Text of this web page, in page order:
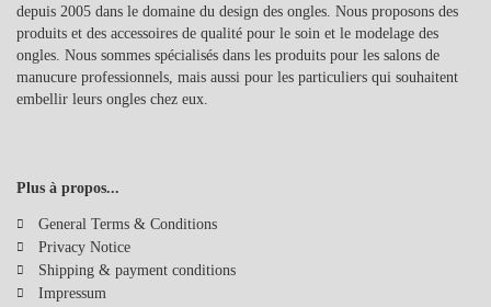
depuis 2005 dans le domaine du design des ongles. Nous proposons des
produits et des accessoires de qualité pour le soin et le modelage des
ongles. Nous sommes spécialisés dans les produits pour les salons de
manucure professionnels, mais aussi pour les particuliers qui souhaitent
embellir leurs ongles chez eux.
Plus à propos...
General Terms & Conditions
Privacy Notice
Shipping & payment conditions
Impressum